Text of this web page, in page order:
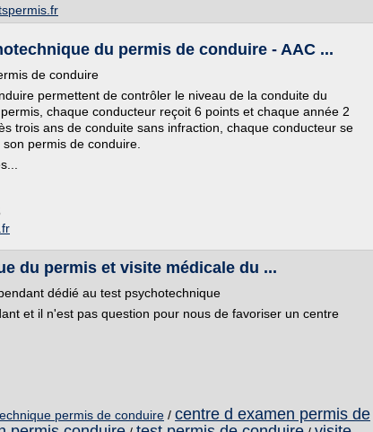
du permis de conduire - AAC ...
de conduire
permettent de contrôler le niveau de la conduite du
chaque conducteur reçoit 6 points et chaque année 2
trois ans de conduite sans infraction, chaque conducteur se
permis de conduire.
du permis et visite médicale du ...
dédié au test psychotechnique
et il n'est pas question pour nous de favoriser un centre
permis de conduire / centre d examen permis de